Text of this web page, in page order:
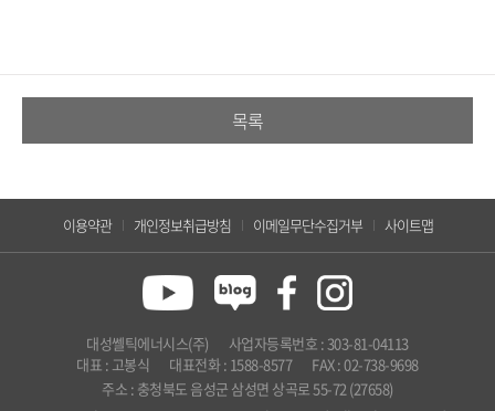
목록
이용약관 개인정보취급방침 이메일무단수집거부 사이트맵
대성쎌틱에너시스(주)
사업자등록번호 : 303-81-04113
대표 : 고봉식
대표전화 : 1588-8577
FAX : 02-738-9698
주소 : 충청북도 음성군 삼성면 상곡로 55-72 (27658)